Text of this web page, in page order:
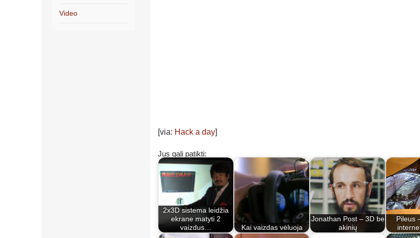
[via: Hack a day]
Jus gali patikti:
2x3D sistema leidžia
ekrane matyti 2
vaizdus…
Kai vaizdas vėluoja
Jonathan Post – 3D be
akinių
Pileus
Video